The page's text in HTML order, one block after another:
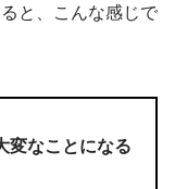
と、こんな感じで
変なことになる